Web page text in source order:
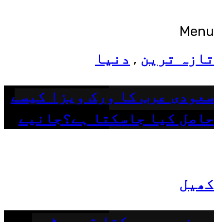
Menu
تازہ ترین , دنیا
سعودی عرب کا ورک ویزا کیسے
حاصل کیا جاسکتا ہے؟جانیے
کھیل